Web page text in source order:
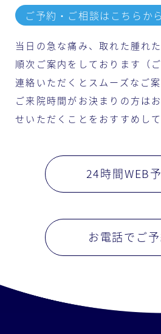
ご予約・ご相談はこちらから
当日の急な痛み、取れた腫れ
順次ご案内をしております（
連絡いただくとスムーズなご
ご来院時間がお決まりの方は
せいただくことをおすすめして
24時間WEB
お電話でご